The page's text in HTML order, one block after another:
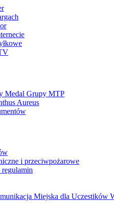
Medal Grupy MTP
Aureus
i przeciwpożarowe
regulamin
Miejska dla Uczestików